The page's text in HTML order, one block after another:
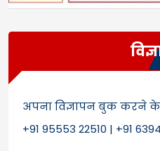
अपना विज्ञापन बुक करने
+91 95553 22510 | +91